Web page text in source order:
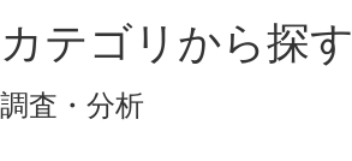
カテゴリから探す
調査・分析